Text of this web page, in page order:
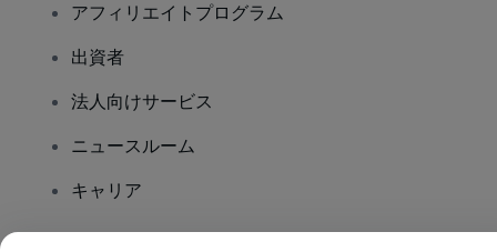
アフィリエイトプログラム
出資者
法人向けサービス
ニュースルーム
キャリア